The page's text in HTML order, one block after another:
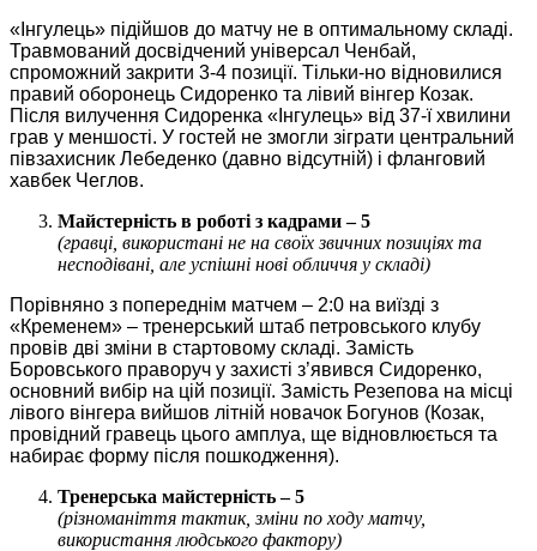
«Інгулець» підійшов до матчу не в оптимальному складі.
Травмований досвідчений універсал Ченбай,
спроможний закрити 3-4 позиції. Тільки-но відновилися
правий оборонець Сидоренко та лівий вінгер Козак.
Після вилучення Сидоренка «Інгулець» від 37-ї хвилини
грав у меншості. У гостей не змогли зіграти центральний
півзахисник Лебеденко (давно відсутній) і фланговий
хавбек Чеглов.
Майстерність в роботі з кадрами – 5
(гравці, використані не на своїх звичних позиціях та
несподівані, але успішні нові обличчя у складі)
Порівняно з попереднім матчем – 2:0 на виїзді з
«Кременем» ‒ тренерський штаб петровського клубу
провів дві зміни в стартовому складі. Замість
Боровського праворуч у захисті з’явився Сидоренко,
основний вибір на цій позиції. Замість Резепова на місці
лівого вінгера вийшов літній новачок Богунов (Козак,
провідний гравець цього амплуа, ще відновлюється та
набирає форму після пошкодження).
Тренерська майстерність – 5
(різноманіття тактик, зміни по ходу матчу,
використання людського фактору)